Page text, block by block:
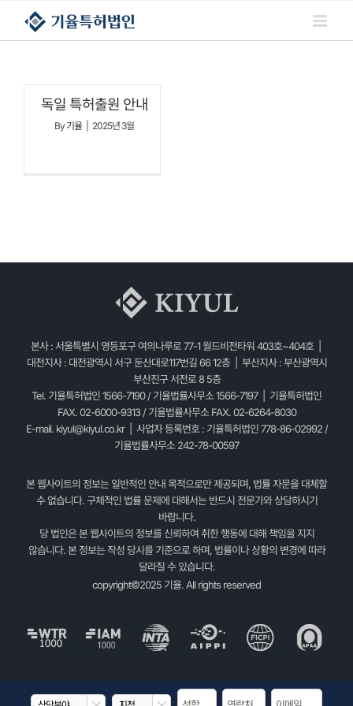
콘텐츠로
건너뛰기
독일 특허출원 안내
By기율 2025년 3월
본사 : 서울특별시 영등포구 여의나루로 77-1 월드비전타워 403호~404호 |
대전지사 : 대전광역시 서구 둔산대로117번길 66 12층 | 부산지사 : 부산광역시
부산진구 서전로 8 5층
Tel. 기율특허법인 1566-7190 / 기율법률사무소 1566-7197 | 기율특허법인
FAX. 02-6000-9313 / 기율법률사무소 FAX. 02-6264-8030
E-mail. kiyul@kiyul.co.kr| 사업자 등록번호 : 기율특허법인 778-86-02992 /
기율법률사무소 242-78-00597
본 웹사이트의 정보는 일반적인 안내 목적으로만 제공되며, 법률 자문을 대체할
수 없습니다. 구체적인 법률 문제에 대해서는 반드시 전문가와 상담하시기
바랍니다.
당 법인은 본 웹사이트의 정보를 신뢰하여 취한 행동에 대해 책임을 지지
않습니다. 본 정보는 작성 당시를 기준으로 하며, 법률이나 상황의 변경에 따라
달라질 수 있습니다.
copyright©2025 기율. All rights reserved
 